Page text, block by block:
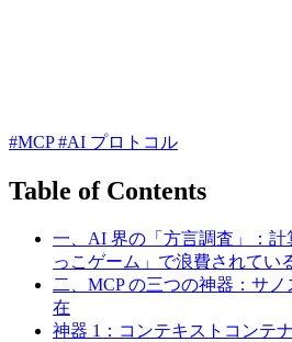
#MCP#AI プロトコル
Table of Contents
一、AI 界の「方言調査」：計
っこゲーム」で浪費されてい
二、MCP の三つの神器：サ
在
神器 1：コンテキストコンテナ